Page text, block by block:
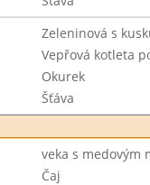
Zeleninová s
Vepřová kotleta
Okurek
Šťáva
veka s medovým
Čaj